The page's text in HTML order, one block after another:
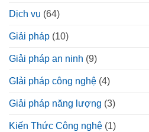
Dịch vụ (64)
Giải pháp (10)
Giải pháp an ninh (9)
GIải pháp công nghệ (4)
Giải pháp năng lượng (3)
Kiến Thức Công nghệ (1)